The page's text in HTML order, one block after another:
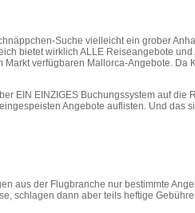
Suche vielleicht ein grober
bietet wirklich ALLE Reiseangebote und
verfügbaren Mallorca-Angebote. Da
EIN EINZIGES Buchungssystem auf die
Angebote auflisten. Und das
aus der Flugbranche nur bestimmte
schlagen dann aber teils heftige